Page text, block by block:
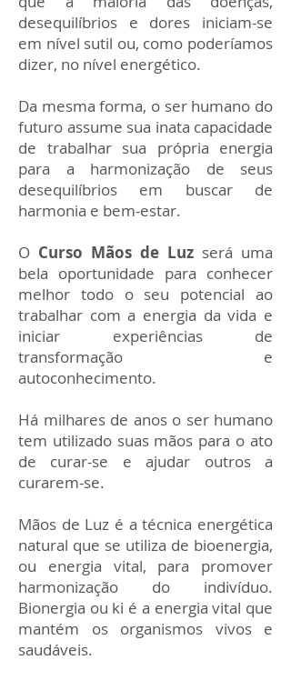
desequilíbrios e dores iniciam-se
em nível sutil ou, como poderíamos
dizer, no nível energético.
Da mesma forma, o ser humano do
futuro assume sua inata capacidade
de trabalhar sua própria energia
para a harmonização de seus
desequilíbrios em buscar de
harmonia e bem-estar.
O Curso Mãos de Luz será uma
bela oportunidade para conhecer
melhor todo o seu potencial ao
trabalhar com a energia da vida e
iniciar experiências de
transformação e
autoconhecimento.
Há milhares de anos o ser humano
tem utilizado suas mãos para o ato
de curar-se e ajudar outros a
curarem-se.
Mãos de Luz é a técnica energética
natural que se utiliza de bioenergia,
ou energia vital, para promover
harmonização do indivíduo.
Bionergia ou ki é a energia vital que
mantém os organismos vivos e
saudáveis.